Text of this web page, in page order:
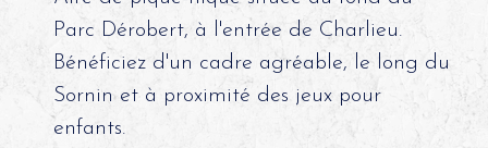
Parc Dérobert, à l'entrée de Charlieu.
Bénéficiez d'un cadre agréable, le long du
Sornin et à proximité des jeux pour
enfants.